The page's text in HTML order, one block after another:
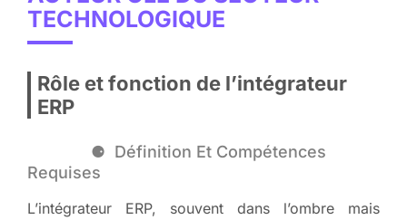
TECHNOLOGIQUE
Rôle et fonction de l’intégrateur
ERP
Définition Et Compétences
Requises
L’intégrateur ERP, souvent dans l’ombre mais